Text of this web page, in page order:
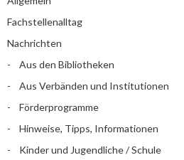
Fachstellenalltag
Nachrichten
Aus den Bibliotheken
Aus Verbänden und Institutionen
Förderprogramme
Hinweise, Tipps, Informationen
Kinder und Jugendliche / Schule